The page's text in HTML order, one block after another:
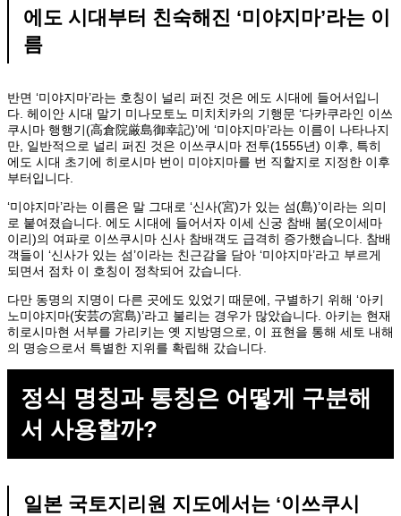
에도 시대부터 친숙해진 ‘미야지마’라는 이
름
반면 ‘미야지마’라는 호칭이 널리 퍼진 것은 에도 시대에 들어서입니
다. 헤이안 시대 말기 미나모토노 미치치카의 기행문 ‘다카쿠라인 이쓰
쿠시마 행행기(高倉院厳島御幸記)’에 ‘미야지마’라는 이름이 나타나지
만, 일반적으로 널리 퍼진 것은 이쓰쿠시마 전투(1555년) 이후, 특히
에도 시대 초기에 히로시마 번이 미야지마를 번 직할지로 지정한 이후
부터입니다.
‘미야지마’라는 이름은 말 그대로 ‘신사(宮)가 있는 섬(島)’이라는 의미
로 붙여졌습니다. 에도 시대에 들어서자 이세 신궁 참배 붐(오이세마
이리)의 여파로 이쓰쿠시마 신사 참배객도 급격히 증가했습니다. 참배
객들이 ‘신사가 있는 섬’이라는 친근감을 담아 ‘미야지마’라고 부르게
되면서 점차 이 호칭이 정착되어 갔습니다.
다만 동명의 지명이 다른 곳에도 있었기 때문에, 구별하기 위해 ‘아키
노미야지마(安芸の宮島)’라고 불리는 경우가 많았습니다. 아키는 현재
히로시마현 서부를 가리키는 옛 지방명으로, 이 표현을 통해 세토 내해
의 명승으로서 특별한 지위를 확립해 갔습니다.
정식 명칭과 통칭은 어떻게 구분해
서 사용할까?
일본 국토지리원 지도에서는 ‘이쓰쿠시